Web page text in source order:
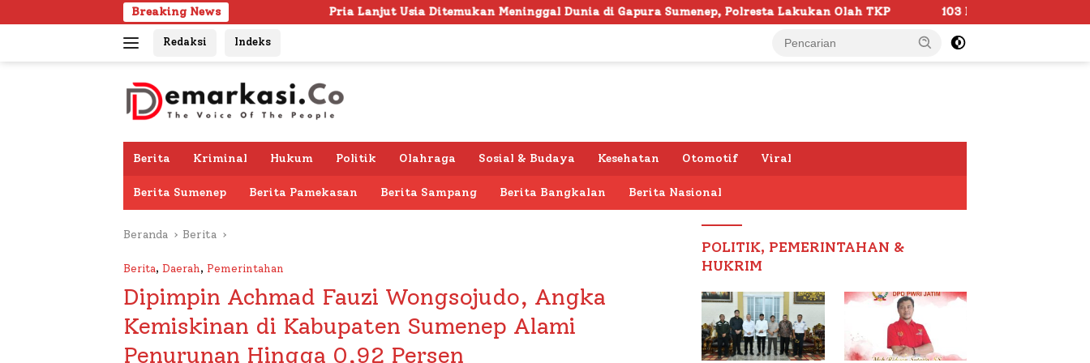
ke
Breaking NewsPria Lanjut Usia Ditemukan Meninggal Dunia di Gapura Sumenep, Polresta Lakukan Olah TKP 103 Kafilah Siap Ramaikan MTQ KORPRI VIII
Redaksi Indeks
Berita Kriminal Hukum Politik Olahraga Sosial & Budaya Kesehatan Otomotif Viral
Berita Sumenep Berita Pamekasan Berita Sampang Berita Bangkalan Berita Nasional
Beranda Berita
Berita, Daerah, Pemerintahan
Dipimpin Achmad Fauzi Wongsojudo, Angka
Kemiskinan di Kabupaten Sumenep Alami
Penurunan Hingga 0,92 Persen
POLITIK, PEMERINTAHAN &
HUKRIM